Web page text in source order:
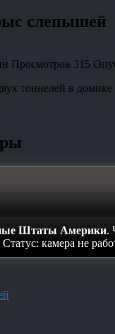
слепышей
Просмотров 315
тоннелей в
Штаты Америки.
камера не